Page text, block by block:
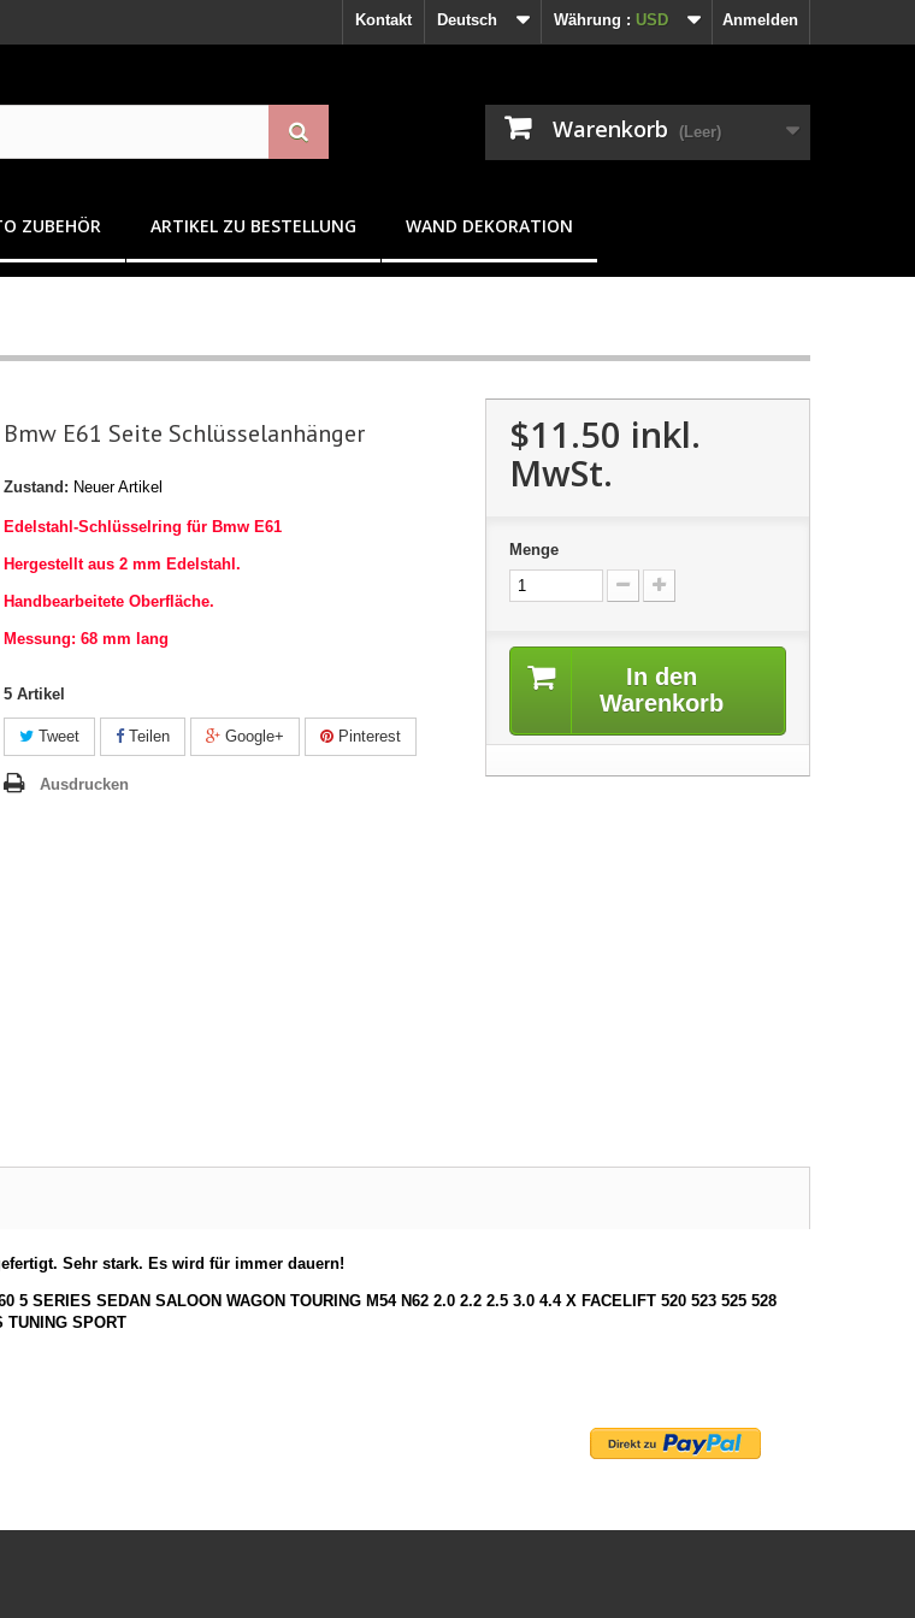
Anmelden
Währung : USD
Deutsch
Kontakt
Warenkorb (Leer)
ZUBEHÖR ARTIKEL ZU BESTELLUNG WAND DEKORATION
Bmw E61 Seite Schlüsselanhänger
Zustand: Neuer Artikel
Edelstahl-Schlüsselring für Bmw E61
Hergestellt aus 2 mm Edelstahl.
Handbearbeitete Oberfläche.
Messung: 68 mm lang
5 Artikel
Tweet Teilen Google+ Pinterest
Ausdrucken
$11.50 inkl.
MwSt.
Menge
In den
Warenkorb
Sehr stark. Es wird für immer dauern!
5 SERIES SEDAN SALOON WAGON TOURING M54 N62 2.0 2.2 2.5 3.0 4.4 X FACELIFT 520 523 525 528
TUNING SPORT